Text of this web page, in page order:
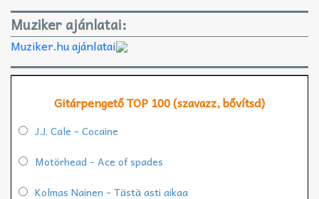
Muziker ajánlatai:
Muziker.hu ajánlatai
Gitárpengető TOP 100 (szavazz, bővítsd)
J.J. Cale - Cocaine
Motörhead - Ace of spades
Kolmas Nainen - Tästä asti aikaa